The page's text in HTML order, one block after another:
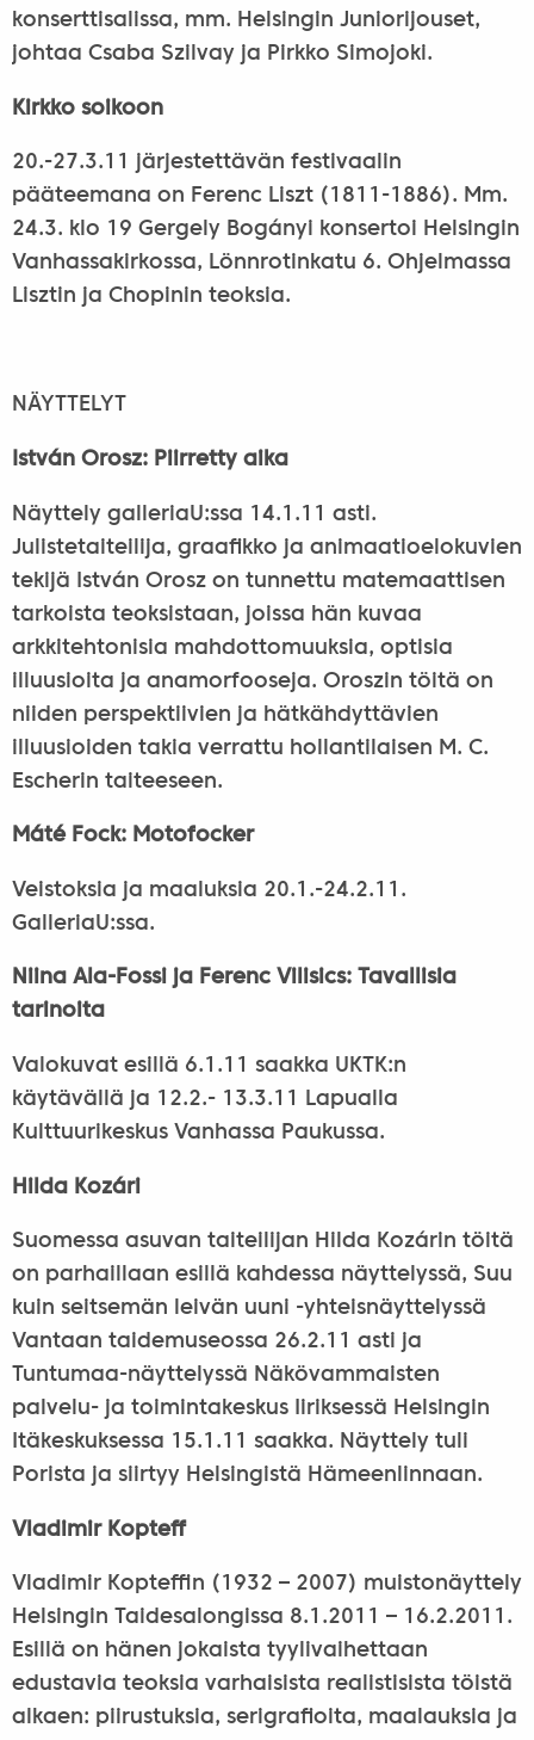
konserttisalissa, mm. Helsingin Juniorijouset,
johtaa Csaba Szilvay ja Pirkko Simojoki.
Kirkko soikoon
20.-27.3.11 järjestettävän festivaalin
pääteemana on Ferenc Liszt (1811-1886). Mm.
24.3. klo 19 Gergely Bogányi konsertoi Helsingin
Vanhassakirkossa, Lönnrotinkatu 6. Ohjelmassa
Lisztin ja Chopinin teoksia.
NÄYTTELYT
István Orosz: Piirretty aika
Näyttely galleriaU:ssa 14.1.11 asti.
Julistetaiteilija, graafikko ja animaatioelokuvien
tekijä István Orosz on tunnettu matemaattisen
tarkoista teoksistaan, joissa hän kuvaa
arkkitehtonisia mahdottomuuksia, optisia
illuusioita ja anamorfooseja. Oroszin töitä on
niiden perspektiivien ja hätkähdyttävien
illuusioiden takia verrattu hollantilaisen M. C.
Escherin taiteeseen.
Máté Fock: Motofocker
Veistoksia ja maaluksia 20.1.-24.2.11.
GalleriaU:ssa.
Niina Ala-Fossi ja Ferenc Vilisics: Tavallisia
tarinoita
Valokuvat esillä 6.1.11 saakka UKTK:n
käytävällä ja 12.2.- 13.3.11 Lapualla
Kulttuurikeskus Vanhassa Paukussa.
Hilda Kozári
Suomessa asuvan taiteilijan Hilda Kozárin töitä
on parhaillaan esillä kahdessa näyttelyssä, Suu
kuin seitsemän leivän uuni -yhteisnäyttelyssä
Vantaan taidemuseossa 26.2.11 asti ja
Tuntumaa-näyttelyssä Näkövammaisten
palvelu- ja toimintakeskus Iiriksessä Helsingin
Itäkeskuksessa 15.1.11 saakka. Näyttely tuli
Porista ja siirtyy Helsingistä Hämeenlinnaan.
Vladimir Kopteff
Vladimir Kopteffin (1932 – 2007) muistonäyttely
Helsingin Taidesalongissa 8.1.2011 – 16.2.2011.
Esillä on hänen jokaista tyylivaihettaan
edustavia teoksia varhaisista realistisista töistä
alkaen: piirustuksia, serigrafioita, maalauksia ja